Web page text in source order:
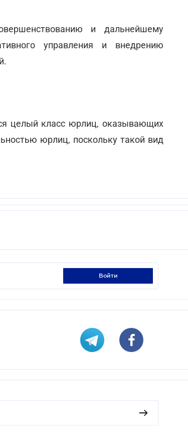
и дальнейшему
управления и внедрению
целый класс юрлиц, оказывающих
юрлиц, поскольку такой вид
войти